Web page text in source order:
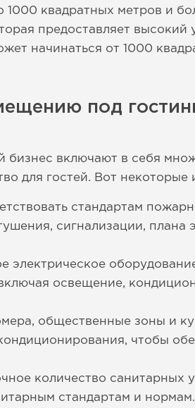
1000 квадратных метров и
предоставляет высокий
начинаться от 1000
под
включают в себя
для гостей. Вот некоторые
стандартам
сигнализации, плана
электрическое
освещение,
общественные зоны и
чтобы
количество санитарных
стандартам и нормам.